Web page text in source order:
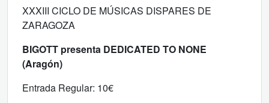
XXXIII CICLO DE MÚSICAS DISPARES DE
ZARAGOZA
BIGOTT presenta DEDICATED TO NONE
(Aragón)
Entrada Regular: 10€